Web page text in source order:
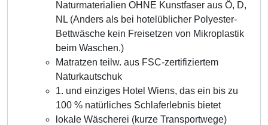
Naturmaterialien OHNE Kunstfaser aus Ö, D,
NL (Anders als bei hotelüblicher Polyester-
Bettwäsche kein Freisetzen von Mikroplastik
beim Waschen.)
Matratzen teilw. aus FSC-zertifiziertem
Naturkautschuk
1. und einziges Hotel Wiens, das ein bis zu
100 % natürliches Schlaferlebnis bietet
lokale Wäscherei (kurze Transportwege)